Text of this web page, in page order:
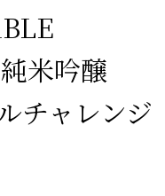
米吟醸
チャレンジ